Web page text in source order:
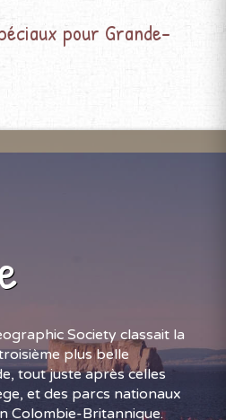
pour Grande-
Society classait la
plus belle
tout juste après celles
et des parcs nationaux
Colombie-Britannique.